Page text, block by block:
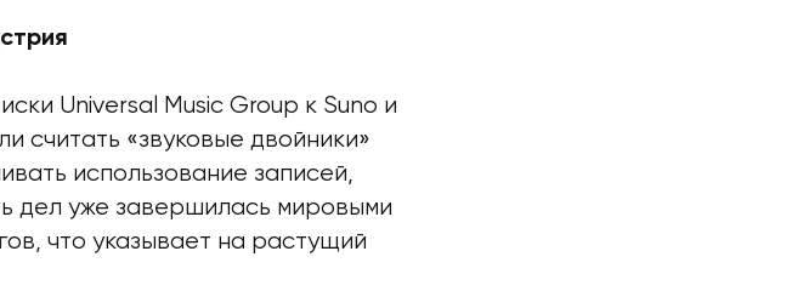
Universal Music Group к Suno и
считать «звуковые двойники»
использование записей,
дел уже завершилась мировыми
что указывает на растущий